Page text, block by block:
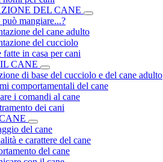
DEL CANE
mangiare...?
del cane adulto
del cucciolo
fatte in casa per cani
CANE
di base del cucciolo e del cane adulto
comportamentali del cane
i comandi al cane
dei cani
del cane
e carattere del cane
del cane